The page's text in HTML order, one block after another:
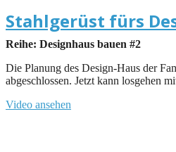
Stahlgerüst fürs
Reihe: Designhaus bauen #2
Die Planung des Design-Haus der
abgeschlossen. Jetzt kann losgehen
Video ansehen